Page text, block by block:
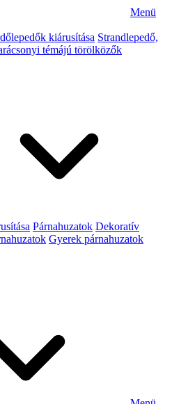
Menü
kiárusítása Strandlepedő,
témájú törölközők
Párnahuzatok Dekoratív
Gyerek párnahuzatok